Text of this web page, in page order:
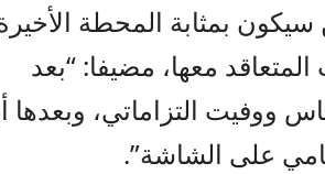
بمثابة المحطة
معها، مضيفا: “بعد
التزاماتي، وبعدها
على الشاشة”.